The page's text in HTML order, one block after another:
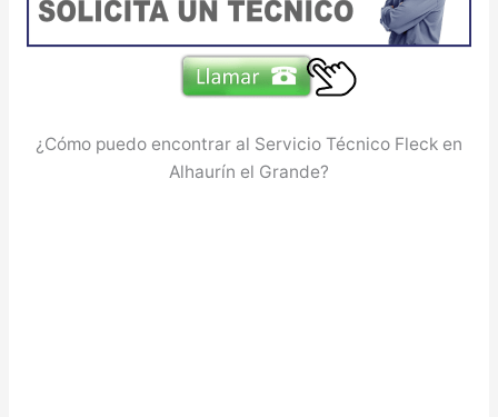
¿Cómo puedo encontrar al Servicio Técnico Fleck en
Alhaurín el Grande?